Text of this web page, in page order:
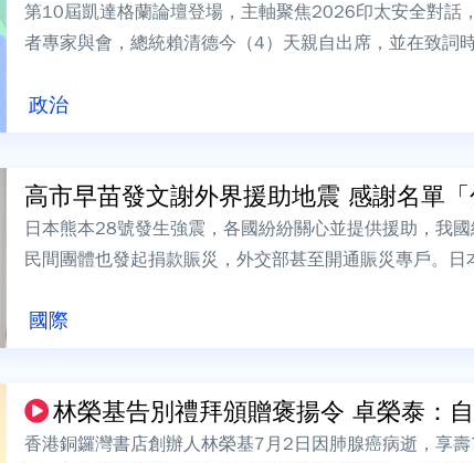
政治
第10屆凱達格蘭論壇登場，主軸聚焦2026印太安全對話
者專家與會，總統賴清德今（4）天親自出席，並在致詞
國際
高市早苗發文謝外界援助地震 感謝名單「
日本熊本28號發生強震，各國紛紛關心並提供援助，我
民間團體也發起捐款賑災，外交部甚至開通賑災專戶。
林榮基告別禮拜頒贈褒揚令 卓榮泰：
香港銅鑼灣書店創辦人林榮基7月2日因肺腺癌病逝，享